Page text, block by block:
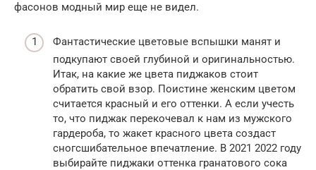
фасонов модный мир еще не видел.
Фантастические цветовые вспышки манят и
подкупают своей глубиной и оригинальностью.
Итак, на какие же цвета пиджаков стоит
обратить свой взор. Поистине женским цветом
считается красный и его оттенки. А если учесть
то, что пиджак перекочевал к нам из мужского
гардероба, то жакет красного цвета создаст
сногсшибательное впечатление. В 2021 2022 году
выбирайте пиджаки оттенка гранатового сока